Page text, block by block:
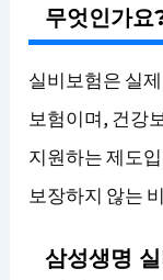
무엇인가요
실비보험은 실
보험이며, 건강
지원하는 제도
보장하지 않는
삼성생명